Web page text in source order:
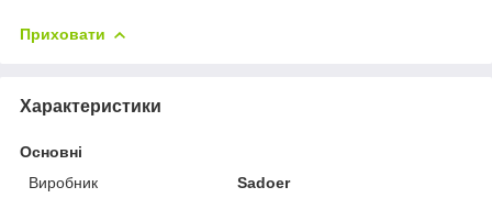
Приховати
Характеристики
Основні
Виробник
Sadoer